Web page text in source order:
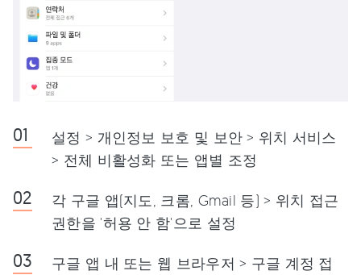
설정 > 개인정보 보호 및 보안 > 위치 서비스
> 전체 비활성화 또는 앱별 조정
각 구글 앱(지도, 크롬, Gmail 등) > 위치 접근
권한을 '허용 안 함'으로 설정
구글 앱 내 또는 웹 브라우저 > 구글 계정 접